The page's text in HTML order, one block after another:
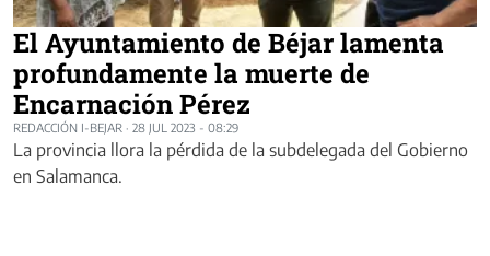
El Ayuntamiento de Béjar lamenta
profundamente la muerte de
Encarnación Pérez
REDACCIÓN I-BEJAR · 28 JUL 2023 - 08:29
La provincia llora la pérdida de la subdelegada del Gobierno
en Salamanca.